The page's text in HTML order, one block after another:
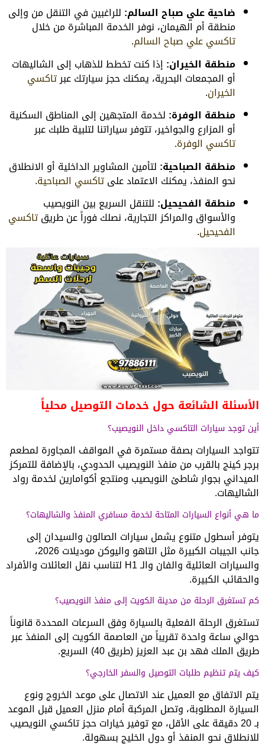
ضاحية علي صباح السالم: للراغبين في التنقل من وإلى
منطقة أم الهيمان، نوفر الخدمة المباشرة من خلال
تاكسي علي صباح السالم.
منطقة الخيران: إذا كنت تخطط للذهاب إلى الشاليهات
أو المجمعات البحرية، يمكنك حجز سيارتك عبرتاكسي
الخيران.
منطقة الوفرة: لخدمة المتجهين إلى المناطق السكنية
أو المزارع والجواخير، تتوفر سياراتنا لتلبية طلبك عبر
تاكسي الوفرة.
منطقة الصباحية: لتأمين المشاوير الداخلية أو الانطلاق
نحو المنفذ، يمكنك الاعتماد علىتاكسي الصباحية.
منطقة الفحيحيل: للتنقل السريع بين النويصيب
والأسواق والمراكز التجارية، نصلك فوراً عن طريقتاكسي
الفحيحيل.
الأسئلة الشائعة حول خدمات التوصيل محلياً
أين توجد سيارات التاكسي داخل النويصيب؟
تتواجد السيارات بصفة مستمرة في المواقف المجاورة لمطعم
برجر كينج بالقرب من منفذ النويصيب الحدودي، بالإضافة للتمركز
الميداني بجوار شاطئ النويصيب ومنتجع أكوامارين لخدمة رواد
الشاليهات.
ما هي أنواع السيارات المتاحة لخدمة مسافري المنفذ والشاليهات؟
يتوفر أسطول متنوع يشمل سيارات الصالون والسيدان إلى
جانب الجيبات الكبيرة مثل التاهو واليوكن موديلات 2026،
والسيارات العائلية والفان والـ H1 لتناسب نقل العائلات والأفراد
والحقائب الكبيرة.
كم تستغرق الرحلة من مدينة الكويت إلى منفذ النويصيب؟
تستغرق الرحلة الفعلية بالسيارة وفق السرعات المحددة قانوناً
حوالي ساعة واحدة تقريباً من العاصمة الكويت إلى المنفذ عبر
طريق الملك فهد بن عبد العزيز (طريق 40) السريع.
كيف يتم تنظيم طلبات التوصيل والسفر الخارجي؟
يتم الاتفاق مع العميل عند الاتصال على موعد الخروج ونوع
السيارة المطلوبة، وتصل المركبة أمام منزل العميل قبل الموعد
بـ 20 دقيقة على الأقل، مع توفير خيارات حجز تاكسي النويصيب
للانطلاق نحو المنفذ أو دول الخليج بسهولة.